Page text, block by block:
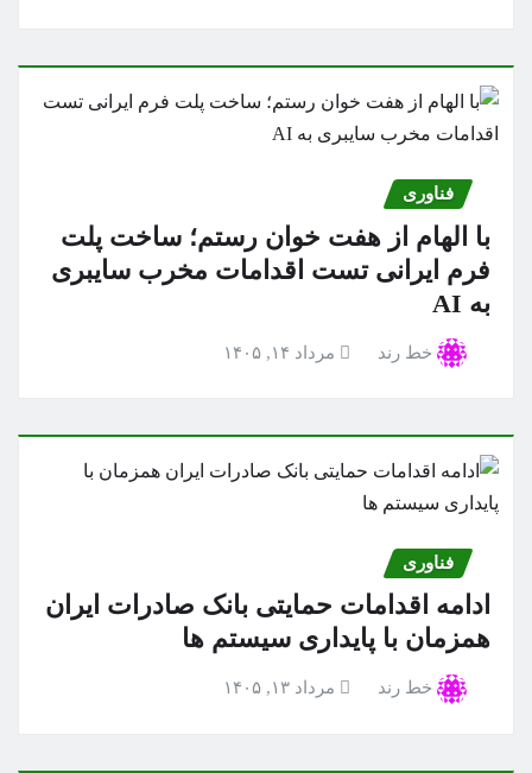
فناوری
با الهام از هفت خوان رستم؛ ساخت پلت
فرم ایرانی تست اقدامات مخرب سایبری
به AI
خط رند مرداد ۱۴, ۱۴۰۵
فناوری
ادامه اقدامات حمایتی بانک صادرات ایران
همزمان با پایداری سیستم ها
خط رند مرداد ۱۳, ۱۴۰۵